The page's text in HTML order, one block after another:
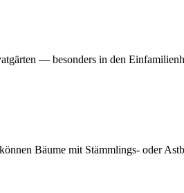
— besonders in den
Bäume mit Stämmlings- oder